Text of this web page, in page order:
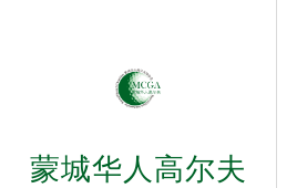
蒙城华人高尔夫